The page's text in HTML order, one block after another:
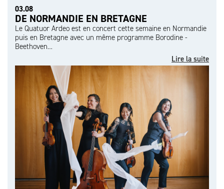
03.08
DE NORMANDIE EN BRETAGNE
Le Quatuor Ardeo est en concert cette semaine en Normandie
puis en Bretagne avec un même programme Borodine -
Beethoven…
Lire la suite